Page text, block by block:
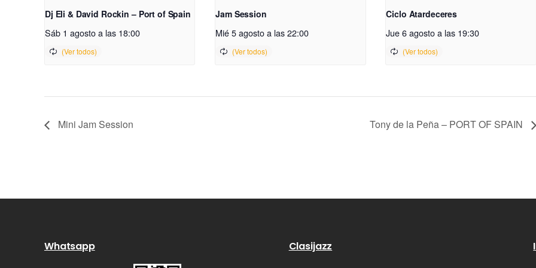
Dj Eli & David Rockin – Port of Spain
Sáb 1 agosto a las 18:00
Jam Session
Mié 5 agosto a las 22:00
Ciclo Atardeceres
Jue 6 agosto a las 19:30
Mini Jam Session Tony de la Peña – PORT OF SPAIN
Whatsapp Clasijazz